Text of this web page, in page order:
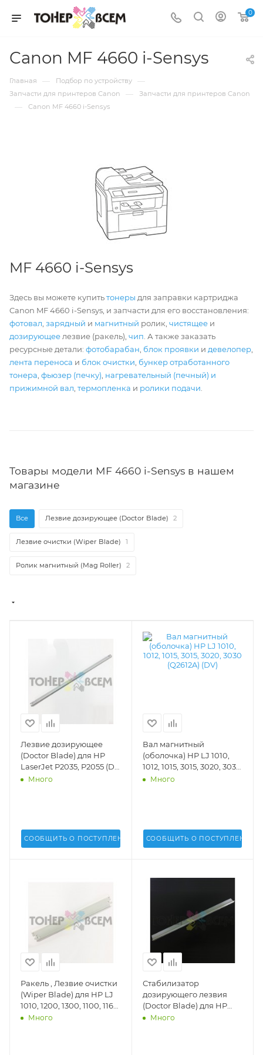
0
Canon MF 4660 i-Sensys
Главная — Подбор по устройству —
Запчасти для принтеров Canon — Запчасти для принтеров Canon
— Canon MF 4660 i-Sensys
MF 4660 i-Sensys
Здесь вы можете купитьтонеры для заправки картриджа
Canon MF 4660 i-Sensys, и запчасти для его восстановления:
фотовал зарядный и магнитный ролик, чистящее и
дозирующее лезвие (ракель), чип . А также заказать
ресурсные детали: фотобарабан блок проявки и девелопер
лента переноса и блок очистки бункер отработанного
тонера фьюзер (печку) нагревательный (печный) и
прижимной вал термопленка и ролики подачи
Товары модели MF 4660 i-Sensys в нашем
магазине
Все Лезвие дозирующее (Doctor Blade) 2
Лезвие очистки (Wiper Blade) 1
Ролик магнитный (Mag Roller) 2
Лезвие дозирующее
(Doctor Blade) для HP
LaserJet P2035, P2055 (DV
Inc.) - DV-DB-HP2035
Много
СООБЩИТЬ О ПОСТУПЛЕНИИ
Вал магнитный
(оболочка) HP LJ 1010,
1012, 1015, 3015, 3020, 3030
(Q2612A) (DV) - DV-MRS-
Много
СООБЩИТЬ О ПОСТУПЛЕНИИ
Ракель , Лезвие очистки
(Wiper Blade) для HP LJ
1010, 1200, 1300, 1100, 1160,
1320, 2015, 5L (DV Inc.) -
Много
Стабилизатор
дозирующего лезвия
(Doctor Blade) для HP
LaserJet 1160, 1320, Pro
Много